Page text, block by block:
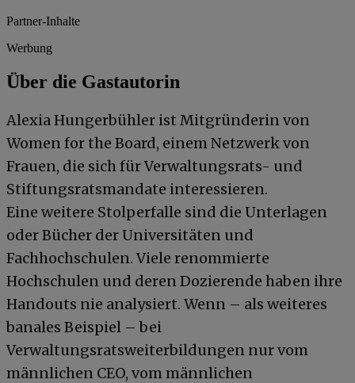
Partner-Inhalte
Werbung
Über die Gastautorin
Alexia Hungerbühler ist Mitgründerin von
Women for the Board, einem Netzwerk von
Frauen, die sich für Verwaltungsrats- und
Stiftungsratsmandate interessieren.
Eine weitere Stolperfalle sind die Unterlagen
oder Bücher der Universitäten und
Fachhochschulen. Viele renommierte
Hochschulen und deren Dozierende haben ihre
Handouts nie analysiert. Wenn – als weiteres
banales Beispiel – bei
Verwaltungsratsweiterbildungen nur vom
männlichen CEO, vom männlichen